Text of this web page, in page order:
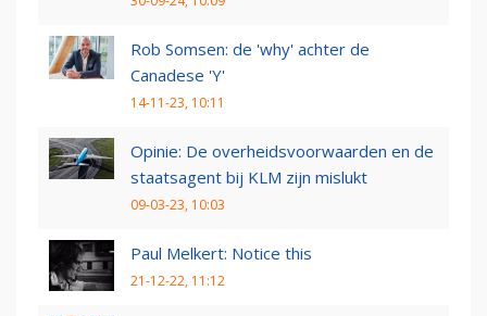
Rob Somsen: de 'why' achter de
Canadese 'Y'
14-11-23, 10:11
Opinie: De overheidsvoorwaarden en de
staatsagent bij KLM zijn mislukt
09-03-23, 10:03
Paul Melkert: Notice this
21-12-22, 11:12